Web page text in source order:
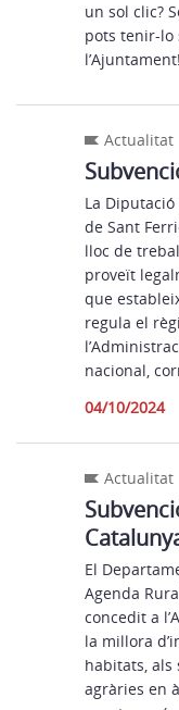
un sol clic?
pots tenir-lo
Actualitat
La
de Sant
lloc de
proveït
que
regula el
nacional,
04/10/2024
Actualitat
El
Agenda
concedit a
la millora
habitats, als
agràries en